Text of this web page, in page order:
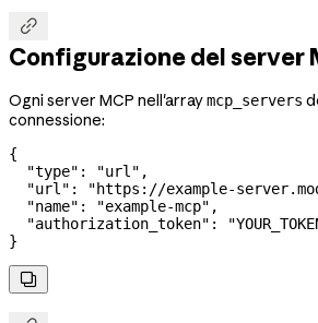

Configurazione del server
Ogni server MCP nell'arraymcp_servers
connessione:
{
  "type"
: "url" ,
  "url"
:
"https://example-
  "name"
: "example-mcp" ,
  "authorization_token"
:
}
